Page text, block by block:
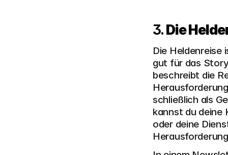
3. Die
Die Heldenreise
gut für das
beschreibt die
schließlich als
kannst du deine
oder deine